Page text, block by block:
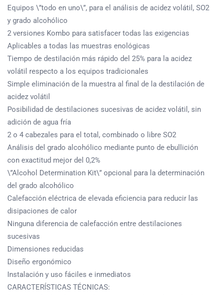
Equipos \”todo en uno\”, para el análisis de acidez volátil, SO2
y grado alcohólico
2 versiones Kombo para satisfacer todas las exigencias
Aplicables a todas las muestras enológicas
Tiempo de destilación más rápido del 25% para la acidez
volátil respecto a los equipos tradicionales
Simple eliminación de la muestra al final de la destilación de
acidez volátil
Posibilidad de destilaciones sucesivas de acidez volátil, sin
adición de agua fría
2 o 4 cabezales para el total, combinado o libre SO2
Análisis del grado alcohólico mediante punto de ebullición
con exactitud mejor del 0,2%
\”Alcohol Determination Kit\” opcional para la determinación
del grado alcohólico
Calefacción eléctrica de elevada eficiencia para reducir las
disipaciones de calor
Ninguna diferencia de calefacción entre destilaciones
sucesivas
Dimensiones reducidas
Diseño ergonómico
Instalación y uso fáciles e inmediatos
CARACTERÍSTICAS TÉCNICAS: